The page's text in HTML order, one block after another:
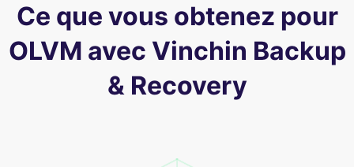
Ce que vous obtenez pour
OLVM avec Vinchin Backup
& Recovery